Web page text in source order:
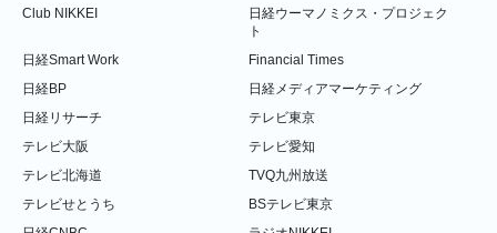
Club NIKKEI
日経ウーマノミクス・プロジェク
ト
日経Smart Work
Financial Times
日経BP
日経メディアマーケティング
日経リサーチ
テレビ東京
テレビ大阪
テレビ愛知
テレビ北海道
TVQ九州放送
テレビせとうち
BSテレビ東京